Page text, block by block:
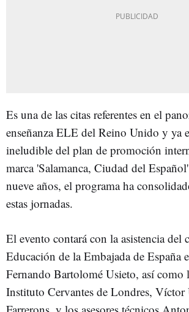
Es una de las citas referentes en el
enseñanza ELE del Reino Unido y ya
ineludible del plan de promoción
marca 'Salamanca, Ciudad del
nueve años, el programa ha
estas jornadas.
El evento contará con la asistencia del
Educación de la Embajada de España
Fernando Bartolomé Usieto, así como
Instituto Cervantes de Londres, Víctor